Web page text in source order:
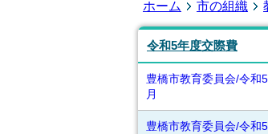
ホーム 市の組織
令和5年度交際費
豊橋市教育委員会/令和
月
豊橋市教育委員会/令和